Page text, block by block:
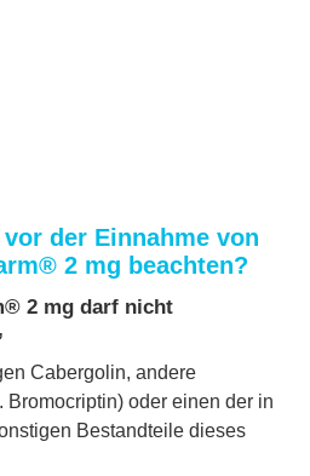
der Einnahme von
2 mg beachten?
2 mg darf nicht
Cabergolin, andere
Bromocriptin) oder einen der in
Bestandteile dieses